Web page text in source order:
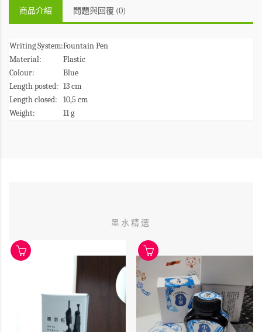
商品介紹 問題與回覆 (0)
Writing System:Fountain Pen
Material:
Plastic
Colour:
Blue
Length posted: 13 cm
Length closed:
10,5 cm
Weight:
11 g
墨水精選